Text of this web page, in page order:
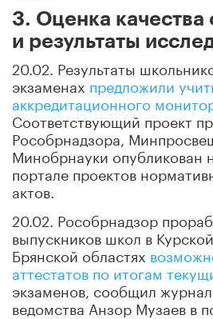
3. Оценка качества
и результаты
20.02. Результаты
экзаменах предложили
аккредитационного
Соответствующий проект
Рособрнадзора,
Минобрнауки опубликован
портале проектов
актов.
20.02. Рособрнадзор
выпускников школ в
Брянской областях
аттестатов по итогам
экзаменов, сообщил
ведомства Анзор Музаев в